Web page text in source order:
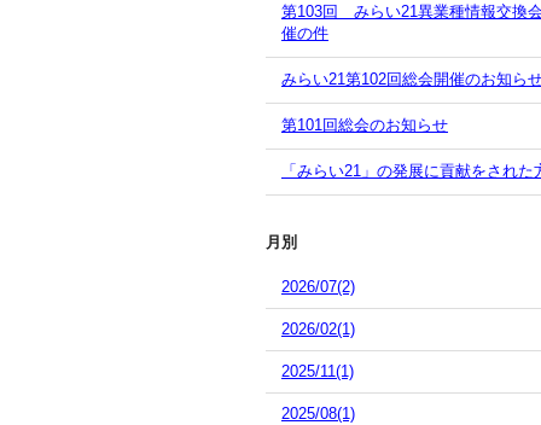
第103回 みらい21異業種情報交換
催の件
みらい21第102回総会開催のお知ら
第101回総会のお知らせ
「みらい21」の発展に貢献をされた
月別
2026/07(2)
2026/02(1)
2025/11(1)
2025/08(1)